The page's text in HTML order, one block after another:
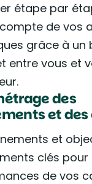
étape par
de vos
grâce à un
entre vous et
des
et
et
clés pour
de vos